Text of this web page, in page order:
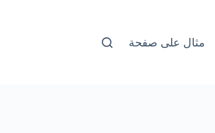
مثال على صفحة